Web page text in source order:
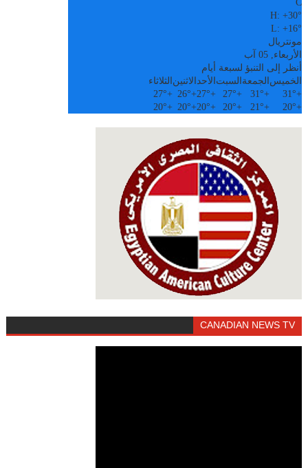
C
H:+30°
L:+16°
مونتريال
الأربعاء, 05 آب
أنظر إلى التنبؤ لسبعة أيام
الخميس الجمعة السبت الأحدالاثنين الثلاثاء
+
31°
+
31°
+
27°
+
27°
+
26°
+
27°
+
20°
+
21°
+
20°
+
20°
+
20°
+
20°
CANADIAN NEWS TV